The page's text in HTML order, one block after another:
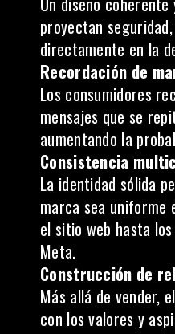
proyectan
directamente en la
Recordación de
Los consumidores
mensajes que se
aumentando la
Consistencia
La identidad sólida
marca sea uniforme
el sitio web hasta
Meta.
Construcción de
Más allá de vender,
con los valores y